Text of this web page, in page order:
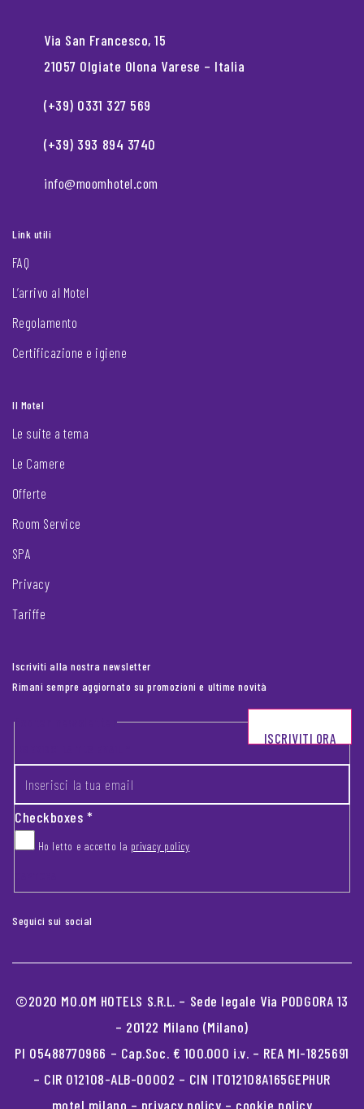
Via San Francesco, 15
21057 Olgiate Olona Varese – Italia
(+39) 0331 327 569
(+39) 393 894 3740
info@moomhotel.com
Link utili
FAQ
L’arrivo al Motel
Regolamento
Certificazione e igiene
Il Motel
Le suite a tema
Le Camere
Offerte
Room Service
SPA
Privacy
Tariffe
Iscriviti alla nostra newsletter
Rimani sempre aggiornato su promozioni e ultime novità
Footer newsletter
Checkboxes*
Ho letto e accetto la privacy policy
ISCRIVITI ORA
Seguici sui social
©2020 MO.OM HOTELS S.R.L. – Sede legale Via PODGORA 13
– 20122 Milano (Milano)
PI 05488770966 – Cap.Soc. € 100.000 i.v. – REA MI-1825691
– CIR 012108-ALB-00002 – CIN IT012108A165GEPHUR
motel milano – privacy policy – cookie policy